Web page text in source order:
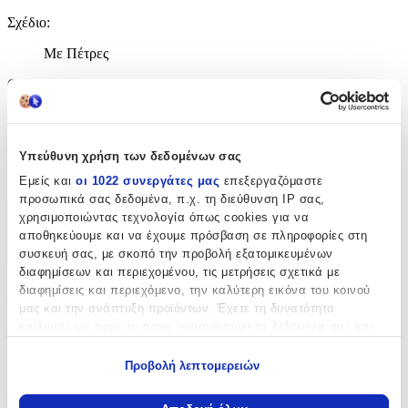
Υπεύθυνη χρήση των δεδομένων σας
Εμείς και οι 1022 συνεργάτες μας επεξεργαζόμαστε
προσωπικά σας δεδομένα, π.χ. τη διεύθυνση IP σας,
χρησιμοποιώντας τεχνολογία όπως cookies για να
αποθηκεύουμε και να έχουμε πρόσβαση σε πληροφορίες στη
συσκευή σας, με σκοπό την προβολή εξατομικευμένων
διαφημίσεων και περιεχομένου, τις μετρήσεις σχετικά με
διαφημίσεις και περιεχόμενο, την καλύτερη εικόνα του κοινού
μας και την ανάπτυξη προϊόντων. Έχετε τη δυνατότητα
Να συλλέξουμε πληροφορίες σχετικά με τη γεωγραφική
Προβολή λεπτομερειών
Σχέδιο:
Με Πέτρες
Clip
Είδος Πέτρας
Ζιργκόν
Χαρακτηριστικά
+
Χαρακτηριστικά
Κατασκευαστής:
Emporio Armani
Βασικά Χαρακτηριστικά